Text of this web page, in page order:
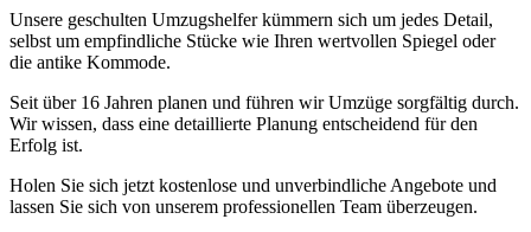
Unsere geschulten Umzugshelfer kümmern sich um jedes Detail,
selbst um empfindliche Stücke wie Ihren wertvollen Spiegel oder
die antike Kommode.
Seit über 16 Jahren planen und führen wir Umzüge sorgfältig durch.
Wir wissen, dass eine detaillierte Planung entscheidend für den
Erfolg ist.
Holen Sie sich jetzt kostenlose und unverbindliche Angebote und
lassen Sie sich von unserem professionellen Team überzeugen.